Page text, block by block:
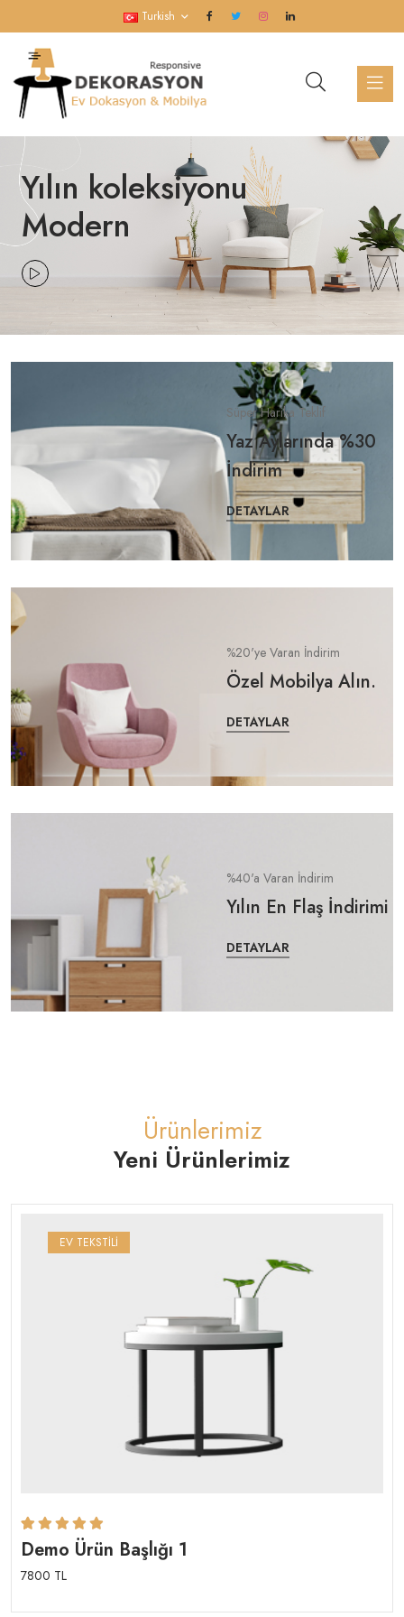
Turkish
Yılın koleksiyonu
Modern
Süper Harika Teklif
Yaz Aylarında %30
İndirim
DETAYLAR
%20'ye Varan İndirim
Özel Mobilya Alın.
DETAYLAR
%40'a Varan İndirim
Yılın En Flaş İndirimi
DETAYLAR
Ürünlerimiz
Yeni Ürünlerimiz
EV TEKSTİLİ
Rated 5.00out
of 5 based on
1
Demo Ürün Başlığı 1
7800 TL